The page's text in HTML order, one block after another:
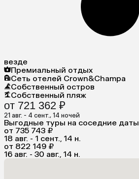
везде
Премиальный отдых
Сеть отелей Crown&Champa
Собственный остров
Собственный пляж
от 721 362 ₽
21 авг. - 4 сент., 14 ночей
Выгодные туры на соседние даты
от 735 743 ₽
18 авг. - 1 сент., 14 н.
от 822 149 ₽
16 авг. - 30 авг., 14 н.